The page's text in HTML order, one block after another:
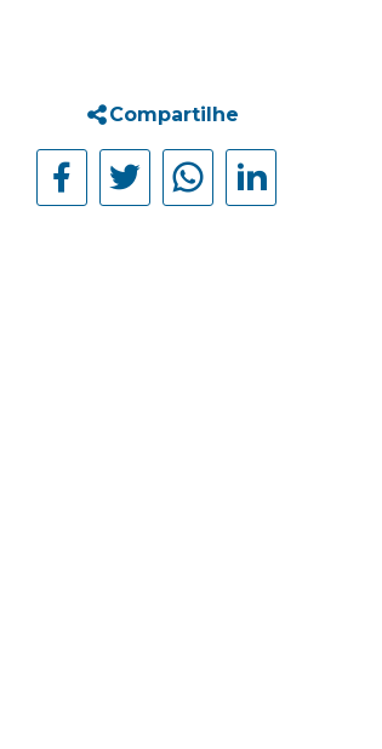
Compartilhe